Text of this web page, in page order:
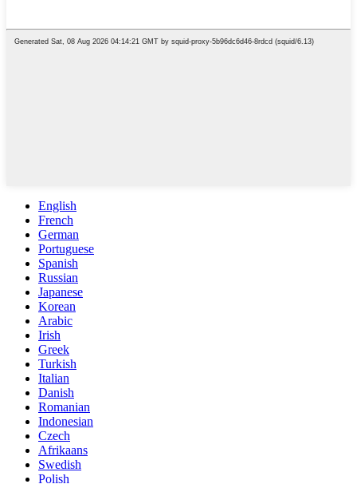
English
French
German
Portuguese
Spanish
Russian
Japanese
Korean
Arabic
Irish
Greek
Turkish
Italian
Danish
Romanian
Indonesian
Czech
Afrikaans
Swedish
Polish